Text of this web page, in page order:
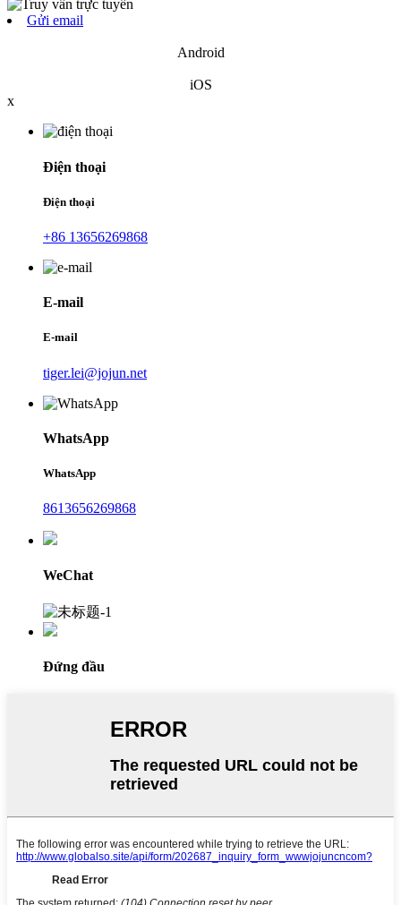
Gửi email
Android
iOS
x
Điện thoại
Điện thoại
+86 13656269868
E-mail
E-mail
tiger.lei@jojun.net
WhatsApp
WhatsApp
8613656269868
WeChat
Đứng đầu